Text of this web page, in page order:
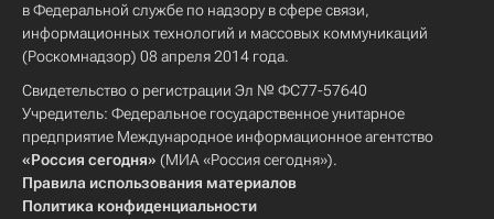
в Федеральной службе по надзору в сфере связи,
информационных технологий и массовых коммуникаций
(Роскомнадзор) 08 апреля 2014 года.
Свидетельство о регистрации Эл № ФС77-57640
Учредитель: Федеральное государственное унитарное
предприятие Международное информационное агентство
«Россия сегодня» (МИА «Россия сегодня»).
Правила использования материалов
Политика конфиденциальности